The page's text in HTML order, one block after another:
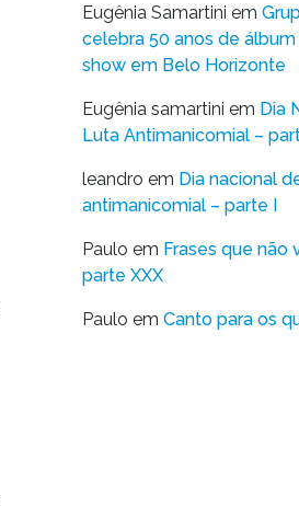
Eugênia Samartini em
celebra 50 anos de
show em Belo Horizonte
Eugênia samartini em Dia
Luta Antimanicomial –
leandro em Dia nacional
antimanicomial – parte I
Paulo em Frases que não
parte XXX
Paulo em Canto para os